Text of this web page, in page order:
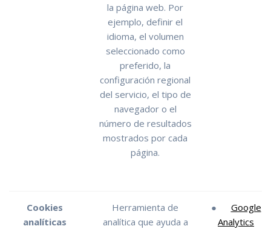
la página web. Por
ejemplo, definir el
idioma, el volumen
seleccionado como
preferido, la
configuración regional
del servicio, el tipo de
navegador o el
número de resultados
mostrados por cada
página.
Cookies
analíticas
Herramienta de
analítica que ayuda a
● Google
Analytics